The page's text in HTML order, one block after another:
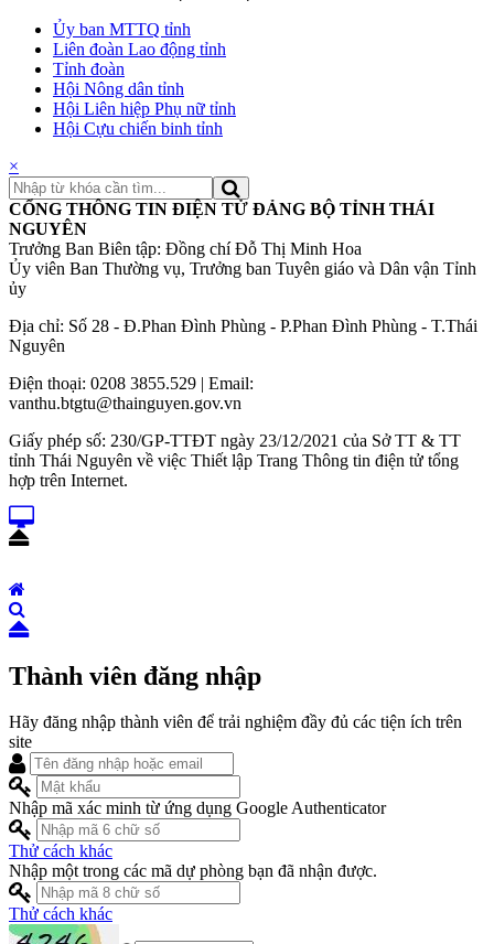
Ủy ban MTTQ tỉnh
Liên đoàn Lao động tỉnh
Tỉnh đoàn
Hội Nông dân tỉnh
Hội Liên hiệp Phụ nữ tỉnh
Hội Cựu chiến binh tỉnh
×
CỔNG THÔNG TIN ĐIỆN TỬ ĐẢNG BỘ TỈNH THÁI
NGUYÊN
Trưởng Ban Biên tập: Đồng chí Đỗ Thị Minh Hoa
Ủy viên Ban Thường vụ, Trưởng ban Tuyên giáo và Dân vận Tỉnh
ủy
Địa chỉ: Số 28 - Đ.Phan Đình Phùng - P.Phan Đình Phùng - T.Thái
Nguyên
Điện thoại: 0208 3855.529 | Email:
vanthu.btgtu@thainguyen.gov.vn
Giấy phép số: 230/GP-TTĐT ngày 23/12/2021 của Sở TT & TT
tỉnh Thái Nguyên về việc Thiết lập Trang Thông tin điện tử tổng
hợp trên Internet.
Thành viên đăng nhập
Hãy đăng nhập thành viên để trải nghiệm đầy đủ các tiện ích trên
site
Nhập mã xác minh từ ứng dụng Google Authenticator
Thử cách khác
Nhập một trong các mã dự phòng bạn đã nhận được.
Thử cách khác